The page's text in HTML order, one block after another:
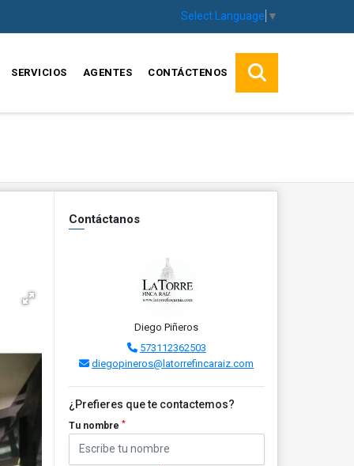
Select Language ▼
SERVICIOS AGENTES CONTÁCTENOS
Contáctanos
Diego Piñeros
573112362503
diegopineros@latorrefincaraiz.com
¿Prefieres que te contactemos?
Tu nombre *